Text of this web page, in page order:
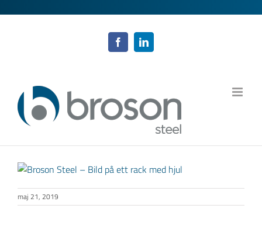
FacebookLinkedIn
maj 21, 2019